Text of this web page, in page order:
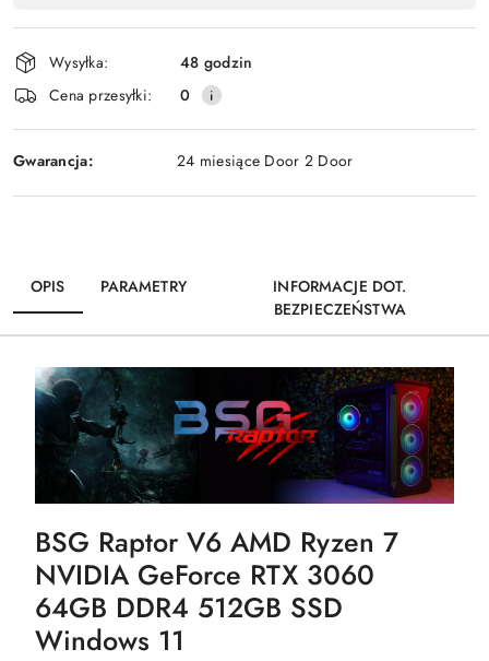
płatność
i
dostawa
Wysyłka:
48 godzin
Cena przesyłki:
0
Gwarancja: 24 miesiące Door 2 Door
OPIS PARAMETRY
INFORMACJE DOT.
BEZPIECZEŃSTWA
BSG Raptor V6 AMD Ryzen 7
NVIDIA GeForce RTX 3060
64GB DDR4 512GB SSD
Windows 11